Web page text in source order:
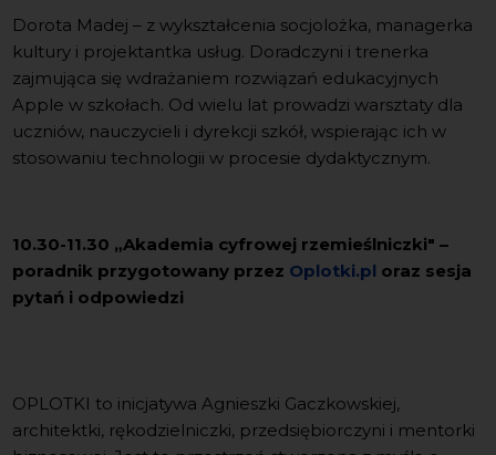
Dorota Madej – z wykształcenia socjolożka, managerka
kultury i projektantka usług. Doradczyni i trenerka
zajmująca się wdrażaniem rozwiązań edukacyjnych
Apple w szkołach. Od wielu lat prowadzi warsztaty dla
uczniów, nauczycieli i dyrekcji szkół, wspierając ich w
stosowaniu technologii w procesie dydaktycznym.
10.30-11.30 „Akademia cyfrowej rzemieślniczki" –
poradnik przygotowany przez Oplotki.pl oraz sesja
pytań i odpowiedzi
OPLOTKI to inicjatywa Agnieszki Gaczkowskiej,
architektki, rękodzielniczki, przedsiębiorczyni i mentorki